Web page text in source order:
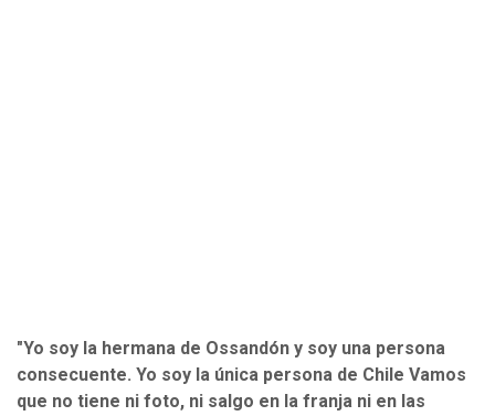
"Yo soy la hermana de Ossandón y soy una persona
consecuente. Yo soy la única persona de Chile Vamos
que no tiene ni foto, ni salgo en la franja ni en las